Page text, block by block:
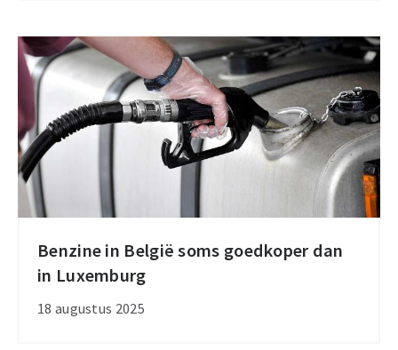
te
houden
Benzine in België soms goedkoper dan
in Luxemburg
18 augustus 2025
Benzine
in
België